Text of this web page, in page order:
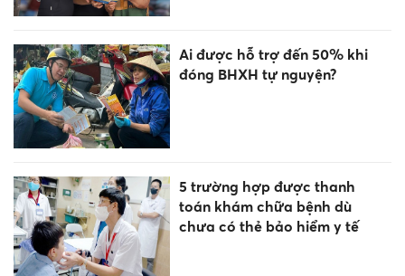
Ai được hỗ trợ đến 50% khi
đóng BHXH tự nguyện?
5 trường hợp được thanh
toán khám chữa bệnh dù
chưa có thẻ bảo hiểm y tế